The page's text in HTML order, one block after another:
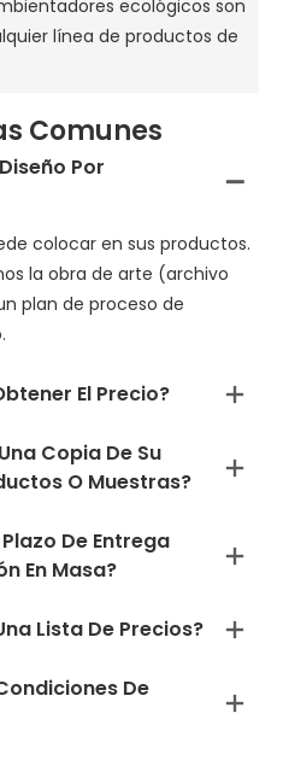
ecológicos son
línea de productos de
Comunes
Por
colocar en sus productos.
la obra de arte (archivo
plan de proceso de
El Precio?
Copia De Su
O Muestras?
De Entrega
En Masa?
Lista De Precios?
De